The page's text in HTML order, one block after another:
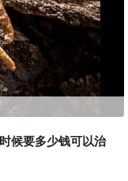
候要多少钱可以治